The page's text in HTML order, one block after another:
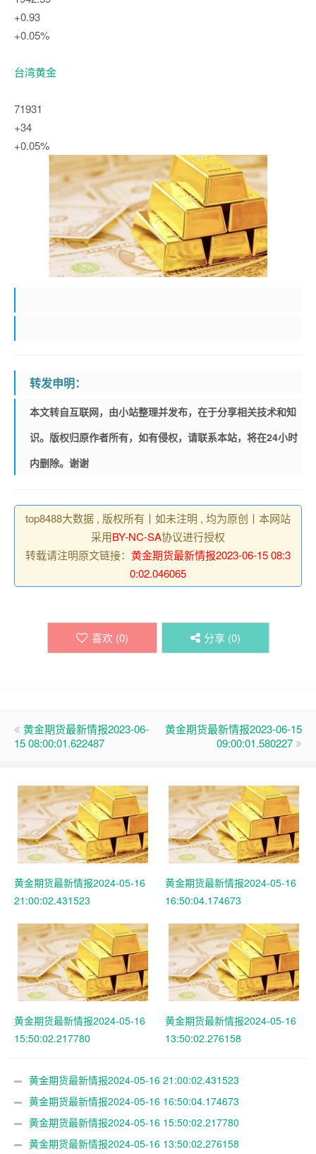
+0.93
+0.05%
台湾黄金
71931
+34
+0.05%
转发申明：
本文转自互联网，由小站整理并发布，在于分享相关技术和知
识。版权归原作者所有，如有侵权，请联系本站，将在24小时
内删除。谢谢
top8488大数据 , 版权所有丨如未注明 , 均为原创丨本网站
采用BY-NC-SA协议进行授权
转载请注明原文链接： 黄金期货最新情报2023-06-15 08:3
0:02.046065
喜欢 (0) 分享 (0)
黄金期货最新情报2023-06-
15 08:00:01.622487
黄金期货最新情报2023-06-15
09:00:01.580227
黄金期货最新情报2024-05-16
21:00:02.431523
黄金期货最新情报2024-05-16
16:50:04.174673
黄金期货最新情报2024-05-16
15:50:02.217780
黄金期货最新情报2024-05-16
13:50:02.276158
黄金期货最新情报2024-05-16 21:00:02.431523
黄金期货最新情报2024-05-16 16:50:04.174673
黄金期货最新情报2024-05-16 15:50:02.217780
黄金期货最新情报2024-05-16 13:50:02.276158